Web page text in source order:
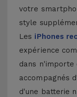
votre
style
Les iPhones
expérience
dans n'importe
accompagnés
d'une batterie